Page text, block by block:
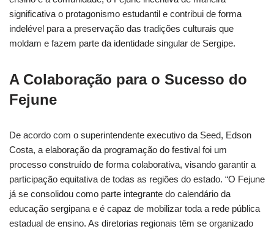
significativa o protagonismo estudantil e contribui de forma
indelével para a preservação das tradições culturais que
moldam e fazem parte da identidade singular de Sergipe.
A Colaboração para o Sucesso do
Fejune
De acordo com o superintendente executivo da Seed, Edson
Costa, a elaboração da programação do festival foi um
processo construído de forma colaborativa, visando garantir a
participação equitativa de todas as regiões do estado. “O Fejune
já se consolidou como parte integrante do calendário da
educação sergipana e é capaz de mobilizar toda a rede pública
estadual de ensino. As diretorias regionais têm se organizado